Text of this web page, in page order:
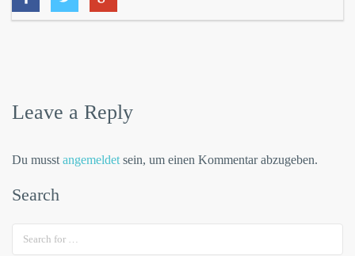
Leave a Reply
Du musst angemeldet sein, um einen Kommentar abzugeben.
Search